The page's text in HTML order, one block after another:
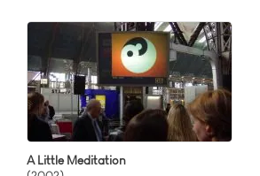
A Little Meditation